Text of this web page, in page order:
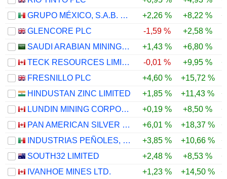
GRUPO MÉXICO, S.A.B. DE C.V.
+2,26 % +8,22 %
GLENCORE PLC
-1,59 % +2,58 %
SAUDI ARABIAN MINING COMPANY (MAADEN)
+1,43 % +6,80 %
TECK RESOURCES LIMITED
-0,01 % +9,95 %
FRESNILLO PLC
+4,60 % +15,72 %
HINDUSTAN ZINC LIMITED
+1,85 % +11,43 %
LUNDIN MINING CORPORATION
+0,19 % +8,50 %
PAN AMERICAN SILVER CORP.
+6,01 % +18,37 %
INDUSTRIAS PEÑOLES, S.A.B. DE C.V.
+3,85 % +10,66 %
SOUTH32 LIMITED
+2,48 % +8,53 %
IVANHOE MINES LTD.
+1,23 % +14,50 %